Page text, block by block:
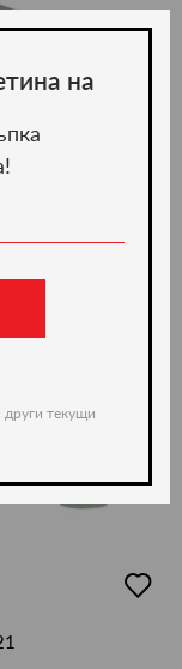
в
на
други текущи